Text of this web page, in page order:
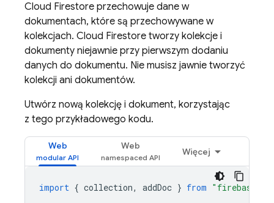
Cloud Firestore przechowuje dane w
dokumentach, które są przechowywane w
kolekcjach. Cloud Firestore tworzy kolekcje i
dokumenty niejawnie przy pierwszym dodaniu
danych do dokumentu. Nie musisz jawnie tworzyć
kolekcji ani dokumentów.
Utwórz nową kolekcję i dokument, korzystając
z tego przykładowego kodu.
Web Web
Więcej
import { collection, addDoc } from "firebase/